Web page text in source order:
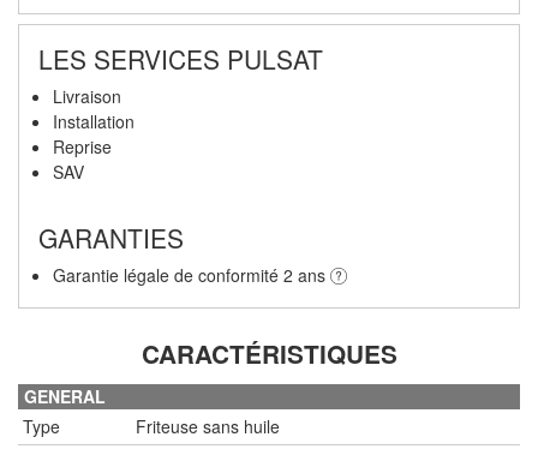
LES SERVICES PULSAT
Livraison
Installation
Reprise
SAV
GARANTIES
Garantie légale de conformité 2 ans
CARACTÉRISTIQUES
GENERAL
Type
Friteuse sans huile